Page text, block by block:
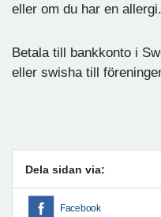
eller om du har en allergi.
Betala till bankkonto i
eller swisha till
Dela sidan via:
Facebook